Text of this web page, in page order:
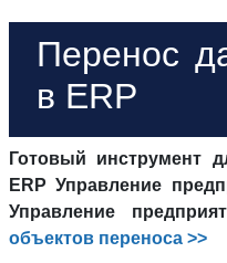
Перенос
в ERP
Готовый инструмент
ERP Управление
Управление
объектов переноса >>